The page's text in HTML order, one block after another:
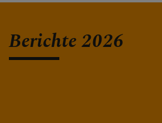
Berichte 2026